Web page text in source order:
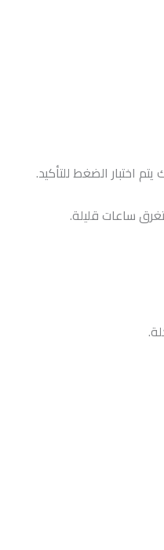
اختبار الضغط للتأكيد.
ساعات قليلة.